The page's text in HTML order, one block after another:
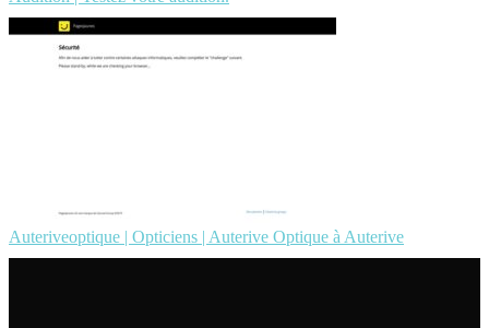
Auteriveoptique | Opticiens | Auterive Optique à Auterive